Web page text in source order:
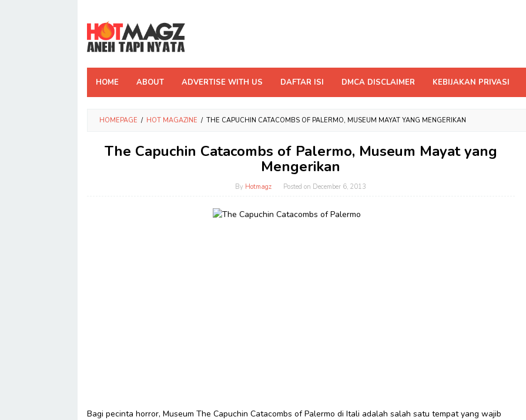
content
HOME ABOUT ADVERTISE WITH US DAFTAR ISI DMCA DISCLAIMER KEBIJAKAN PRIVASI
HOMEPAGE / HOT MAGAZINE / THE CAPUCHIN CATACOMBS OF PALERMO, MUSEUM MAYAT YANG MENGERIKAN
The Capuchin Catacombs of Palermo, Museum Mayat yang
Mengerikan
By Hotmagz Posted on December 6, 2013
Bagi pecinta horror, Museum The Capuchin Catacombs of Palermo di Itali adalah salah satu tempat yang wajib